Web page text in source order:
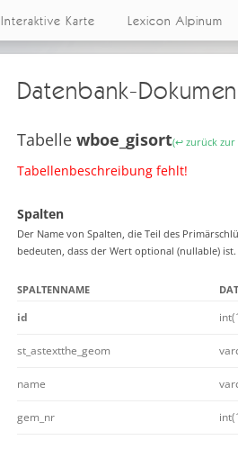
Interaktive Karte Lexicon Alpinum
Datenbank-
Tabelle wboe_gisort(↩ zurück zur
Tabellenbeschreibung fehlt!
Spalten
Der Name von Spalten, die Teil des
bedeuten, dass der Wert optional (nullable) ist.
SPALTENNAME
id
st_astextthe_geom
name
gem_nr